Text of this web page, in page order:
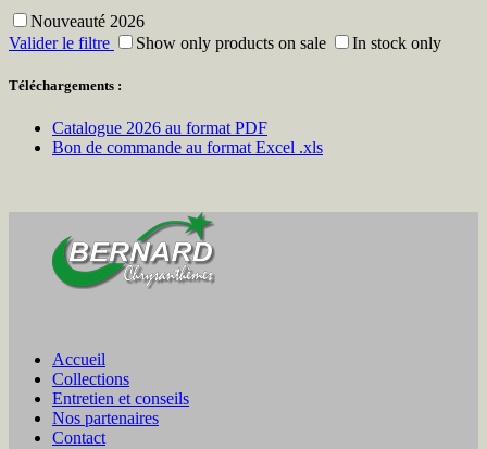
Nouveauté 2026
Valider le filtre
Show only products on sale In stock only
Téléchargements :
Catalogue 2026 au format PDF
Bon de commande au format Excel .xls
Accueil
Collections
Entretien et conseils
Nos partenaires
Contact